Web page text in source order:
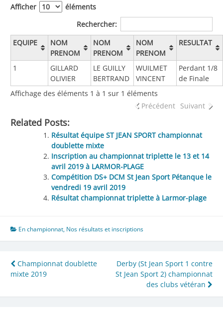
Afficher
éléments
Rechercher:
EQUIPE
NOM
PRENOM
NOM
PRENOM
NOM
PRENOM
RESULTAT
1
GILLARD
OLIVIER
LE GUILLY
BERTRAND
WUILMET
VINCENT
Perdant 1/8
de Finale
Affichage des éléments 1 à 1 sur 1 éléments
Précédent Suivant
Related Posts:
Résultat équipe ST JEAN SPORT championnat
doublette mixte
Inscription au championnat triplette le 13 et 14
avril 2019 à LARMOR-PLAGE
Compétition DS+ DCM St Jean Sport Pétanque le
vendredi 19 avril 2019
Résultat championnat triplette à Larmor-plage
En championnat, Nos résultats et inscriptions
Navigation
de
l’article
Championnat doublette
mixte 2019
Derby (St Jean Sport 1 contre
St Jean Sport 2) championnat
des clubs vétéran